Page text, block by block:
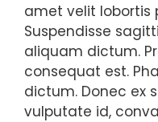
amet velit lobortis
Suspendisse
aliquam dictum.
consequat est.
dictum. Donec ex
vulputate id,